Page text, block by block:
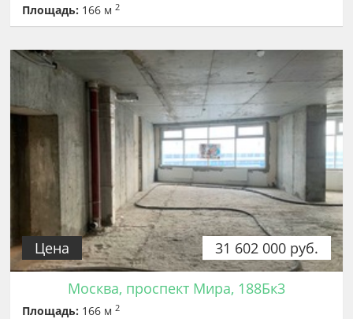
Площадь: 166 м2
31 602 000 руб.
Цена
Москва, проспект Мира, 188Бк3
Площадь: 166 м2